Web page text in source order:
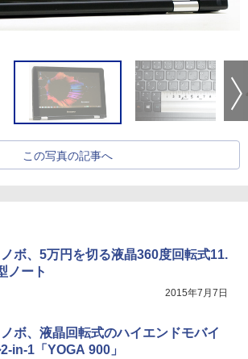
この写真の記事へ
ノボ、5万円を切る液晶360度回転式11.
ノート
2015年7月7日
ボ、液晶回転式のハイエンドモバイ
in-1「YOGA 900」